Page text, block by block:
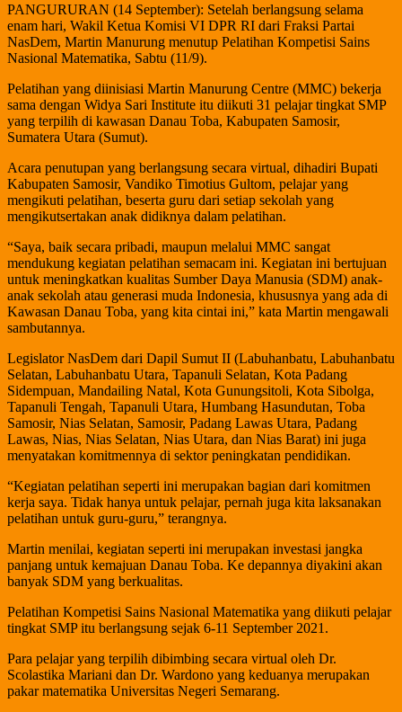
PANGURURAN (14 September): Setelah berlangsung selama
enam hari, Wakil Ketua Komisi VI DPR RI dari Fraksi Partai
NasDem, Martin Manurung menutup Pelatihan Kompetisi Sains
Nasional Matematika, Sabtu (11/9).
Pelatihan yang diinisiasi Martin Manurung Centre (MMC) bekerja
sama dengan Widya Sari Institute itu diikuti 31 pelajar tingkat SMP
yang terpilih di kawasan Danau Toba, Kabupaten Samosir,
Sumatera Utara (Sumut).
Acara penutupan yang berlangsung secara virtual, dihadiri Bupati
Kabupaten Samosir, Vandiko Timotius Gultom, pelajar yang
mengikuti pelatihan, beserta guru dari setiap sekolah yang
mengikutsertakan anak didiknya dalam pelatihan.
“Saya, baik secara pribadi, maupun melalui MMC sangat
mendukung kegiatan pelatihan semacam ini. Kegiatan ini bertujuan
untuk meningkatkan kualitas Sumber Daya Manusia (SDM) anak-
anak sekolah atau generasi muda Indonesia, khususnya yang ada di
Kawasan Danau Toba, yang kita cintai ini,” kata Martin mengawali
sambutannya.
Legislator NasDem dari Dapil Sumut II (Labuhanbatu, Labuhanbatu
Selatan, Labuhanbatu Utara, Tapanuli Selatan, Kota Padang
Sidempuan, Mandailing Natal, Kota Gunungsitoli, Kota Sibolga,
Tapanuli Tengah, Tapanuli Utara, Humbang Hasundutan, Toba
Samosir, Nias Selatan, Samosir, Padang Lawas Utara, Padang
Lawas, Nias, Nias Selatan, Nias Utara, dan Nias Barat) ini juga
menyatakan komitmennya di sektor peningkatan pendidikan.
“Kegiatan pelatihan seperti ini merupakan bagian dari komitmen
kerja saya. Tidak hanya untuk pelajar, pernah juga kita laksanakan
pelatihan untuk guru-guru,” terangnya.
Martin menilai, kegiatan seperti ini merupakan investasi jangka
panjang untuk kemajuan Danau Toba. Ke depannya diyakini akan
banyak SDM yang berkualitas.
Pelatihan Kompetisi Sains Nasional Matematika yang diikuti pelajar
tingkat SMP itu berlangsung sejak 6-11 September 2021.
Para pelajar yang terpilih dibimbing secara virtual oleh Dr.
Scolastika Mariani dan Dr. Wardono yang keduanya merupakan
pakar matematika Universitas Negeri Semarang.